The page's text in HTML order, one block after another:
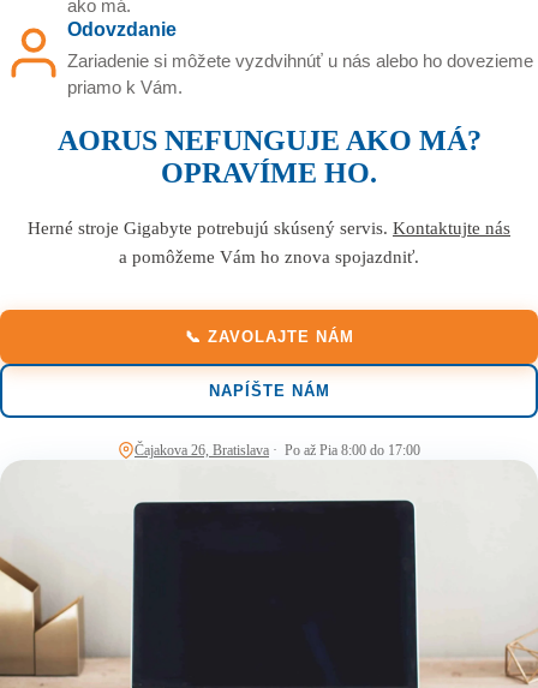
ako má.
Odovzdanie
Zariadenie si môžete vyzdvihnúť u nás alebo ho dovezieme
priamo k Vám.
AORUS NEFUNGUJE AKO MÁ?
OPRAVÍME HO.
Herné stroje Gigabyte potrebujú skúsený servis. Kontaktujte nás
a pomôžeme Vám ho znova spojazdniť.
📞 ZAVOLAJTE NÁM
NAPÍŠTE NÁM
Čajakova 26, Bratislava · Po až Pia 8:00 do 17:00